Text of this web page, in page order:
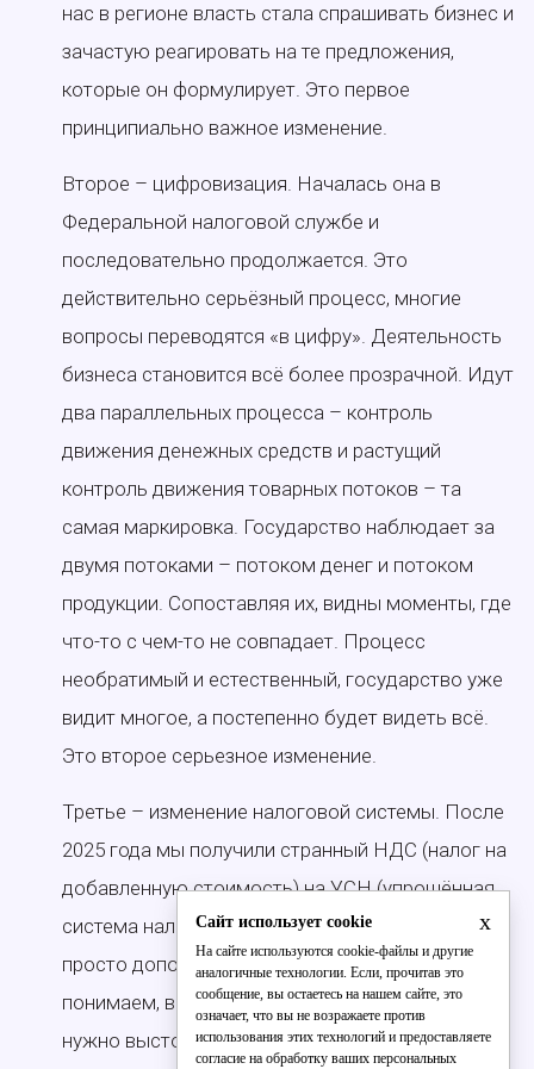
нас в регионе власть стала спрашивать бизнес и
зачастую реагировать на те предложения,
которые он формулирует. Это первое
принципиально важное изменение.
Второе – цифровизация. Началась она в
Федеральной налоговой службе и
последовательно продолжается. Это
действительно серьёзный процесс, многие
вопросы переводятся «в цифру». Деятельность
бизнеса становится всё более прозрачной. Идут
два параллельных процесса – контроль
движения денежных средств и растущий
контроль движения товарных потоков – та
самая маркировка. Государство наблюдает за
двумя потоками – потоком денег и потоком
продукции. Сопоставляя их, видны моменты, где
что-то с чем-то не совпадает. Процесс
необратимый и естественный, государство уже
видит многое, а постепенно будет видеть всё.
Это второе серьезное изменение.
Третье – изменение налоговой системы. После
2025 года мы получили странный НДС (налог на
добавленную стоимость) на УСН (упрощённая
система налогообложения). Скажем прямо, это
просто дополнительный налог. В целом мы
понимаем, в какой ситуации находимся: стране
нужно выстоять, государству нужны деньги. Но
x
Сайт использует cookie
На сайте используются cookie-файлы и другие
аналогичные технологии. Если, прочитав это
сообщение, вы остаетесь на нашем сайте, это
означает, что вы не возражаете против
использования этих технологий и предоставляете
согласие на обработку ваших персональных